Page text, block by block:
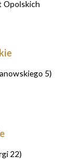
Opolskich
5)
22)